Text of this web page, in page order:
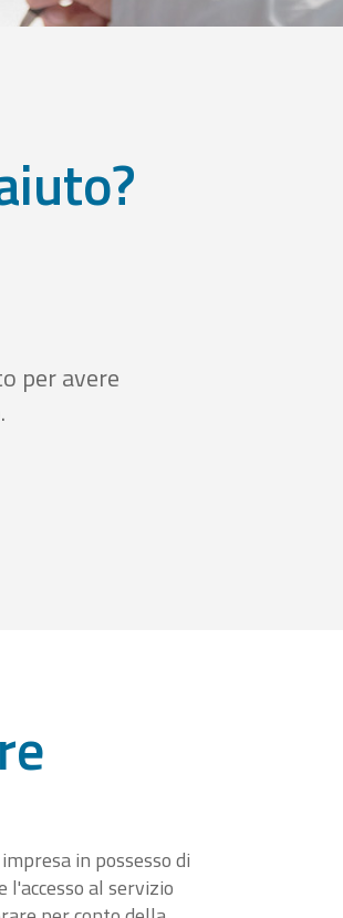
per avere
in possesso di
l'accesso al servizio